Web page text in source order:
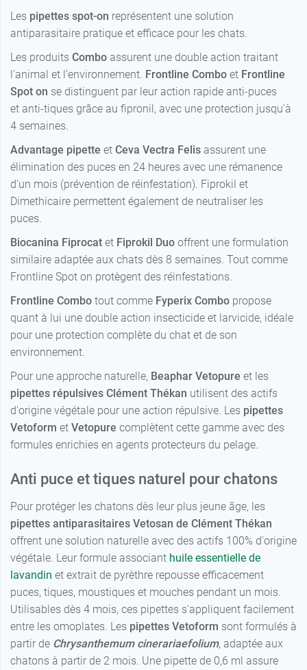
Les pipettes spot-on représentent une solution
antiparasitaire pratique et efficace pour les chats.
Les produits Combo assurent une double action traitant
l'animal et l'environnement. Frontline Combo et Frontline
Spot on se distinguent par leur action rapide anti-puces
et anti-tiques grâce au fipronil, avec une protection jusqu'à
4 semaines.
Advantage pipette et Ceva Vectra Felis assurent une
élimination des puces en 24 heures avec une rémanence
d'un mois (prévention de réinfestation). Fiprokil et
Dimethicaire permettent également de neutraliser les
puces.
Biocanina Fiprocat et Fiprokil Duo offrent une formulation
similaire adaptée aux chats dès 8 semaines. Tout comme
Frontline Spot on protègent des réinfestations.
Frontline Combo tout comme Fyperix Combo propose
quant à lui une double action insecticide et larvicide, idéale
pour une protection complète du chat et de son
environnement.
Pour une approche naturelle, Beaphar Vetopure et les
pipettes répulsives Clément Thékan utilisent des actifs
d'origine végétale pour une action répulsive. Les pipettes
Vetoform et Vetopure complètent cette gamme avec des
formules enrichies en agents protecteurs du pelage.
Anti puce et tiques naturel pour chatons
Pour protéger les chatons dès leur plus jeune âge, les
pipettes antiparasitaires Vetosan de Clément Thékan
offrent une solution naturelle avec des actifs 100% d'origine
végétale. Leur formule associant huile essentielle de
lavandin et extrait de pyrèthre repousse efficacement
puces, tiques, moustiques et mouches pendant un mois.
Utilisables dès 4 mois, ces pipettes s'appliquent facilement
entre les omoplates. Les pipettes Vetoform sont formulés à
partir de Chrysanthemum cinerariaefolium, adaptée aux
chatons à partir de 2 mois. Une pipette de 0,6 ml assure